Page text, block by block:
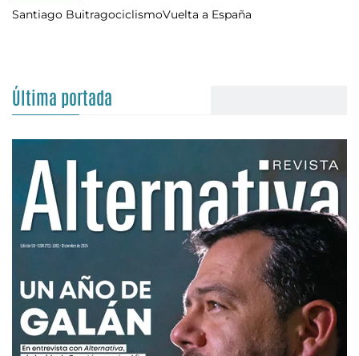
Santiago BuitragociclismoVuelta a España
Última portada